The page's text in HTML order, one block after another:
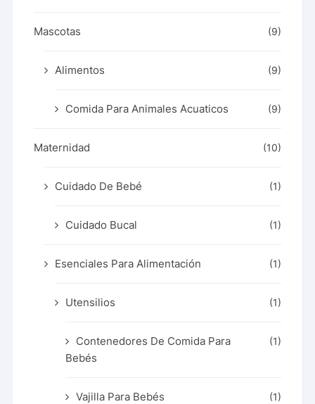
Mascotas (9)
Alimentos (9)
Comida Para Animales Acuaticos (9)
Maternidad (10)
Cuidado De Bebé (1)
Cuidado Bucal (1)
Esenciales Para Alimentación (1)
Utensilios (1)
Contenedores De Comida Para
Bebés
(1)
Vajilla Para Bebés (1)